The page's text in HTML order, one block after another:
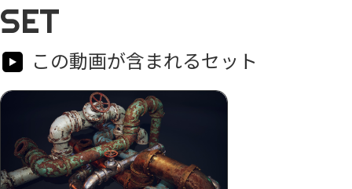
SET
この動画が含まれるセット